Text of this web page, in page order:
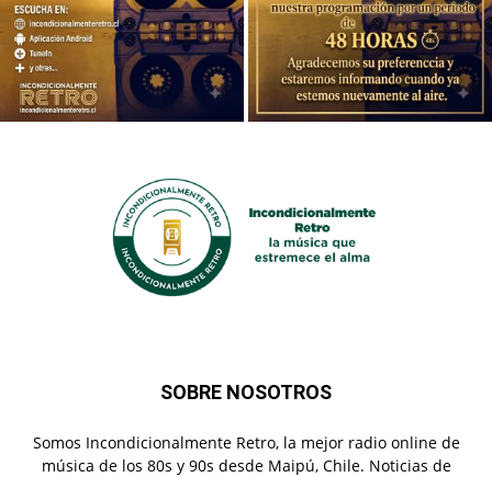
SOBRE NOSOTROS
Somos Incondicionalmente Retro, la mejor radio online de
música de los 80s y 90s desde Maipú, Chile. Noticias de